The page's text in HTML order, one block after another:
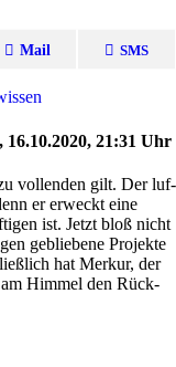
Mail SMS
16.10.2020, 21:31 Uhr
voll­enden gilt. Der luf­
er erweckt eine
ist. Jetzt bloß nicht
geblie­bene Pro­jekte
hat Merkur, der
am Himmel den Rück­